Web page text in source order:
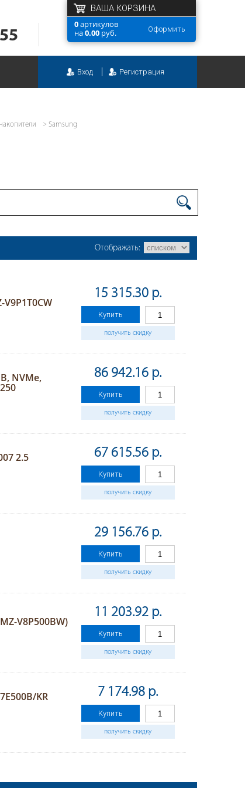
Оформить
ВАША КОРЗИНА
0артикулов
на0.00 руб.
Вход Регистрация
Samsung
Отображать:
15 315.30 р.
Купить
получить скидку
NVMe, 86 942.16 р.
Купить
получить скидку
2.5 67 615.56 р.
Купить
получить скидку
29 156.76 р.
Купить
получить скидку
V8P500BW)
11 203.92 р.
Купить
получить скидку
KR 7 174.98 р.
Купить
получить скидку